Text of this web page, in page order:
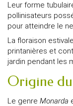
Leur forme
pollinisateurs
pour atteindre le
La floraison
printanières et
jardin pendant les
Origine
Le genre Monarda